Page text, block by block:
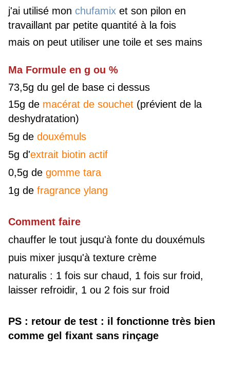
j'ai utilisé mon chufamix et son pilon en
travaillant par petite quantité à la fois
mais on peut utiliser une toile et ses mains
Ma Formule en g ou %
73,5g du gel de base ci dessus
15g de macérat de souchet (prévient de la
deshydratation)
5g de douxémuls
5g d'extrait biotin actif
0,5g de gomme tara
1g de fragrance ylang
Comment faire
chauffer le tout jusqu'à fonte du douxémuls
puis mixer jusqu'à texture crème
naturalis : 1 fois sur chaud, 1 fois sur froid,
laisser refroidir, 1 ou 2 fois sur froid
PS : retour de test : il fonctionne très bien
comme gel fixant sans rinçage